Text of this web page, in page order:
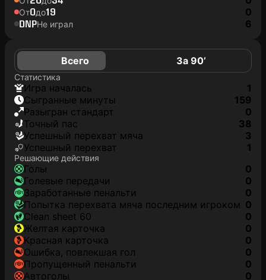
От0до19 0
DNPНе играл 6
Всего За 90’
Статистика
игра началась
1
сыгранные минуты
159
разыгран стандарт
0
точный пас
38
успешный перехват мяча
3
успешный перехват
1
Решающие действия
голы
0
голевые передачи
0
заработанные пенальти
0
попытка перехвата мяча последним игроком 0
clean sheet 60
0
желтая карточка
0
красная карточка
0
ошибка, повлекшая гол
0
пропущенный пенальти
0
автоголы
0